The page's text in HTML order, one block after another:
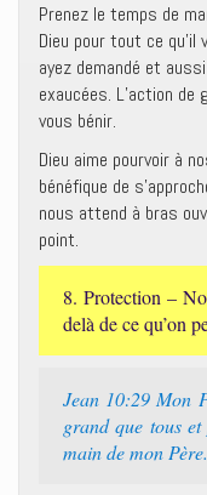
Prenez le temps de
Dieu pour tout ce qu’il
ayez demandé et
exaucées. L’action de
vous bénir.
Dieu aime pourvoir à
bénéfique de
nous attend à bras
point.
8. Protection –
delà de ce qu’on
Jean 10:29 Mon
grand que tous
main de mon Père.